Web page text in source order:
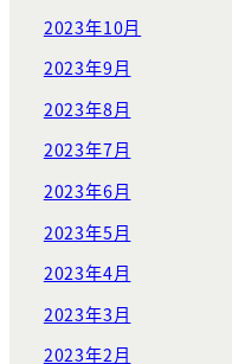
2023年10月
2023年9月
2023年8月
2023年7月
2023年6月
2023年5月
2023年4月
2023年3月
2023年2月